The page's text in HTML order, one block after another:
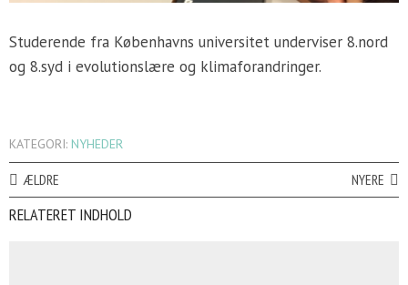
Studerende fra Københavns universitet underviser 8.nord
og 8.syd i evolutionslære og klimaforandringer.
KATEGORI: NYHEDER
ÆLDRE NYERE
RELATERET INDHOLD